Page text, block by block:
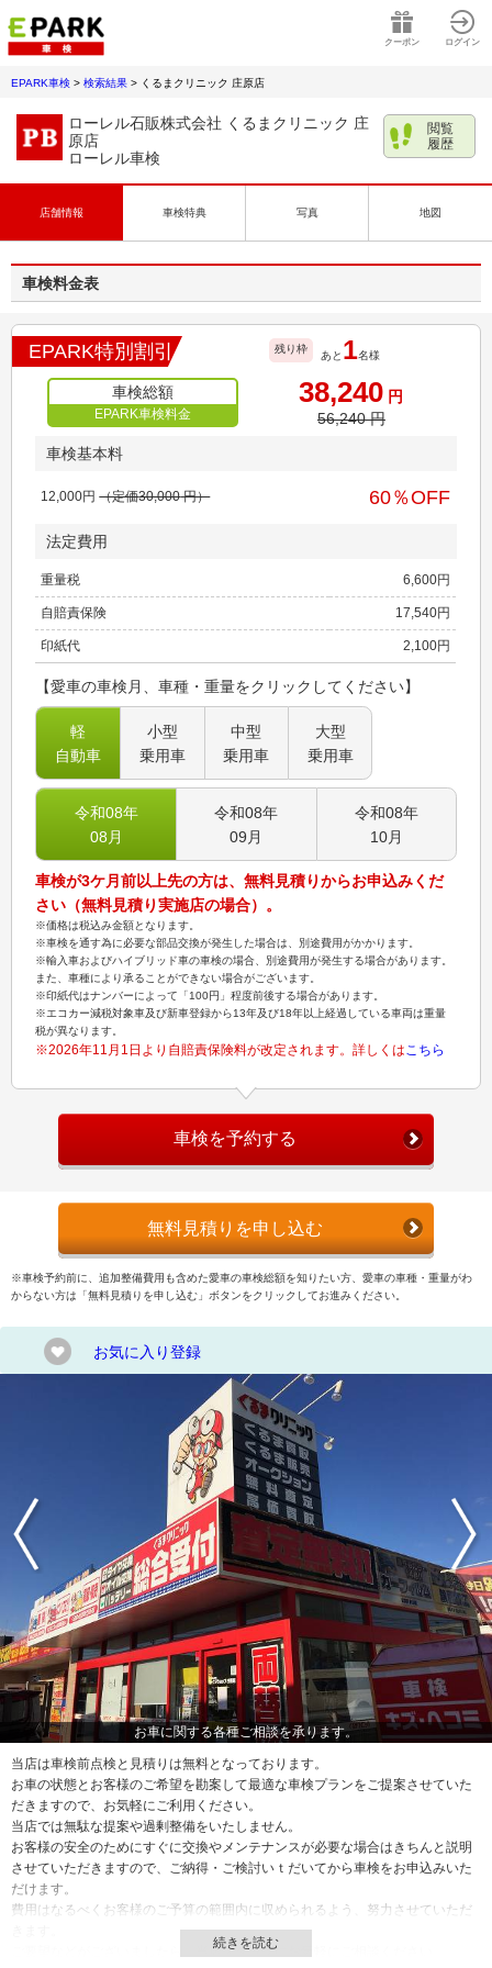
クーポン ログイン
EPARK車検 > 検索結果 > くるまクリニック 庄原店
ローレル石販株式会社 くるまクリニック 庄
原店
ローレル車検
閲覧
履歴
店舗情報 車検特典 写真 地図
車検料金表
EPARK特別割引 残り枠
あと 1名様
車検総額
EPARK車検料金
38,240 円
56,240円
車検基本料
12,000円 （定価30,000円） 60％OFF
法定費用
重量税 6,600円
自賠責保険 17,540円
印紙代 2,100円
【愛車の車検月、車種・重量をクリックしてください】
軽
自動車
小型
乗用車
中型
乗用車
大型
乗用車
令和08年
08 月
令和08年
09 月
令和08年
10月
車検が3ケ月前以上先の方は、無料見積りからお申込みくだ
さい（無料見積り実施店の場合）。
※価格は税込み金額となります。
※車検を通す為に必要な部品交換が発生した場合は、別途費用がかかります。
※輸入車およびハイブリッド車の車検の場合、別途費用が発生する場合があります。
また、車種により承ることができない場合がございます。
※印紙代はナンバーによって「100円」程度前後する場合があります。
※エコカー減税対象車及び新車登録から13年及び18年以上経過している車両は重量
税が異なります。
※2026年11月1日より自賠責保険料が改定されます。詳しくはこちら
車検を予約する
無料見積りを申し込む
※車検予約前に、追加整備費用も含めた愛車の車検総額を知りたい方、愛車の車種・重量がわ
からない方は「無料見積りを申し込む」ボタンをクリックしてお進みください。
お気に入り登録
お車に関する各種ご相談を承ります。
当店は車検前点検と見積りは無料となっております。
お車の状態とお客様のご希望を勘案して最適な車検プランをご提案させていた
だきますので、お気軽にご利用ください。
当店では無駄な提案や過剰整備をいたしません。
お客様の安全のためにすぐに交換やメンテナンスが必要な場合はきちんと説明
させていただきますので、ご納得・ご検討いｔだいてから車検をお申込みいた
だけます。
費用はなるべくお客様のご予算の範囲内に収められるよう、努力させていただ
ご要望などがございましたら、当店スタッフにお気軽にご相談ください。